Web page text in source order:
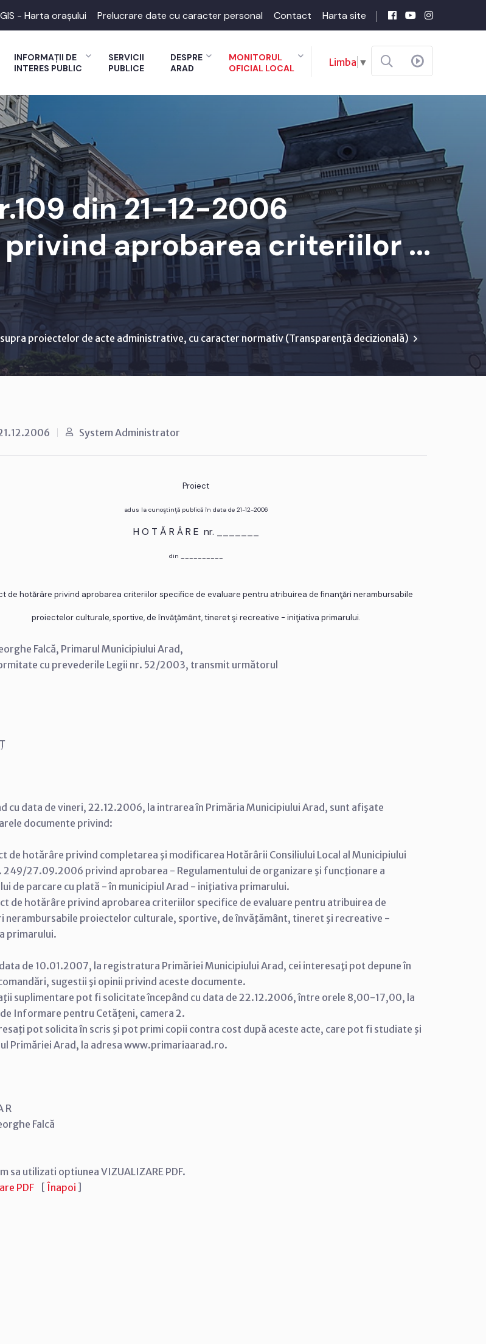
GIS - Harta orașului Prelucrare date cu caracter personal Contact Harta site
INFORMAȚII DE
INTERES PUBLIC
SERVICII
PUBLICE
DESPRE
ARAD
MONITORUL
OFICIAL LOCAL
Limba ▼
din 21-12-2006
aprobarea criteriilor ...
proiectelor de acte administrative, cu caracter normativ (Transparenţă decizională)
System Administrator
Proiect
adus la cunoştinţă publică în data de 21-12-2006
H O T Ă R Â R E nr. _______
din __________
de hotărâre privind aprobarea criteriilor specifice de evaluare pentru atribuirea de finanţări nerambursabile
proiectelor culturale, sportive, de învăţământ, tineret şi recreative - iniţiativa primarului.
Falcă, Primarul Municipiului Arad,
cu prevederile Legii nr. 52/2003, transmit următorul
cu data de vineri, 22.12.2006, la intrarea în Primăria Municipiului Arad, sunt afişate
documente privind:
de hotărâre privind completarea şi modificarea Hotărârii Consiliului Local al Municipiului
249/27.09.2006 privind aprobarea - Regulamentului de organizare şi funcţionare a
de parcare cu plată - în municipiul Arad - iniţiativa primarului.
de hotărâre privind aprobarea criteriilor specifice de evaluare pentru atribuirea de
nerambursabile proiectelor culturale, sportive, de învăţământ, tineret şi recreative -
primarului.
data de 10.01.2007, la registratura Primăriei Municipiului Arad, cei interesaţi pot depune în
sugestii şi opinii privind aceste documente.
suplimentare pot fi solicitate începând cu data de 22.12.2006, între orele 8,00-17,00, la
Informare pentru Cetăţeni, camera 2.
pot solicita în scris şi pot primi copii contra cost după aceste acte, care pot fi studiate şi
Primăriei Arad, la adresa www.primariaarad.ro.
R
Falcă
sa utilizati optiunea VIZUALIZARE PDF.
PDF [ Înapoi ]